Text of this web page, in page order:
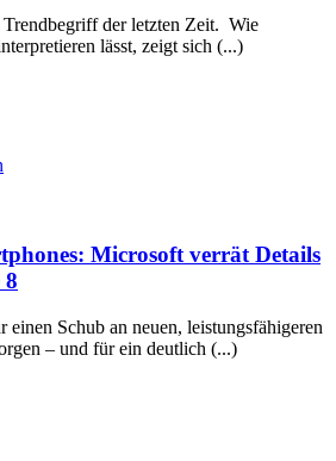
der letzten Zeit. Wie
lässt, zeigt sich (...)
Microsoft verrät Details
8
Schub an neuen, leistungsfähigeren
– und für ein deutlich (...)